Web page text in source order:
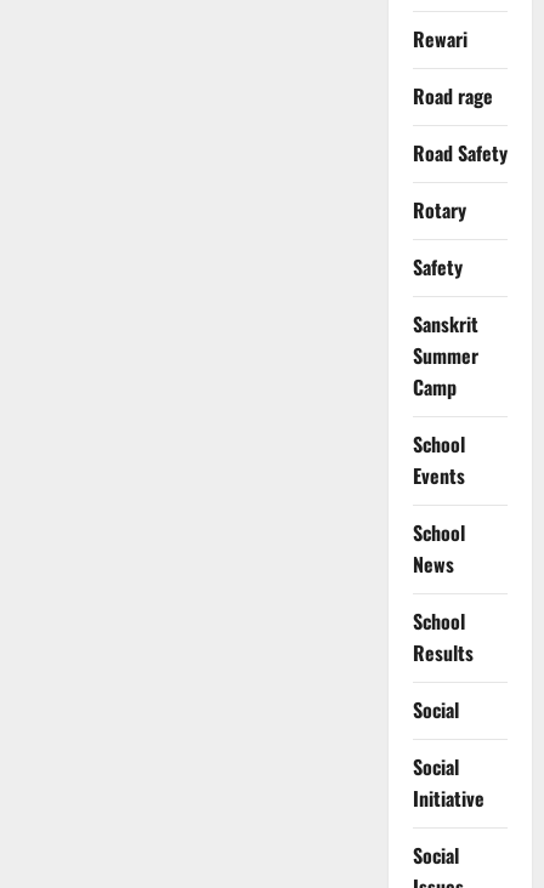
Rewari
Road rage
Road Safety
Rotary
Safety
Sanskrit
Summer
Camp
School
Events
School
News
School
Results
Social
Social
Initiative
Social